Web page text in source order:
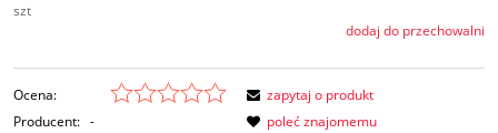
szt
dodaj do przechowalni
Ocena:
Producent: -
zapytaj o produkt
poleć znajomemu